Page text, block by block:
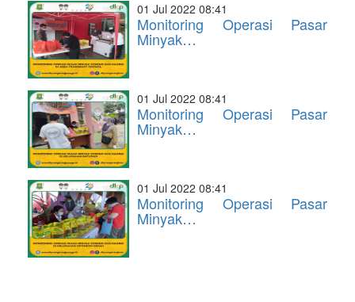
01 Jul 2022 08:41
Monitoring Operasi Pasar
Minyak…
01 Jul 2022 08:41
Monitoring Operasi Pasar
Minyak…
01 Jul 2022 08:41
Monitoring Operasi Pasar
Minyak…